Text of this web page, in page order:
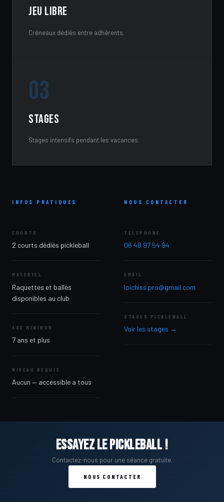
Jeu libre
Créneaux dédiés entre adhérents.
03
Stages
Stages intensifs pendant les vacances.
INFOS PRATIQUES
COURTS
2 courts dédiés pickleball
MATERIEL
Raquettes et balles
disponibles au club
AGE MINIMUM
7 ans et plus
NIVEAU REQUIS
Aucun — accessible a tous
NOUS CONTACTER
TELEPHONE
06 48 97 54 94
EMAIL
loichiss.pro@gmail.com
STAGES PICKLEBALL
Voir les stages →
Essayez le Pickleball !
Contactez-nous pour une séance gratuite.
NOUS CONTACTER